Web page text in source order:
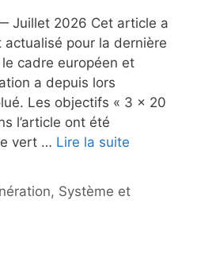
Juillet 2026 Cet article a
pour la dernière
cadre européen et
a depuis lors
Les objectifs « 3 x 20
l’article ont été
vert … Lire la suite
, Système et